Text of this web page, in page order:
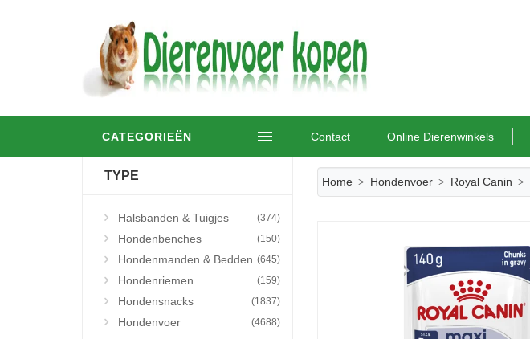
CATEGORIEËN Contact Online Dierenwinkels
TYPE
Halsbanden & Tuigjes (374)
Hondenbenches (150)
Hondenmanden & Bedden (645)
Hondenriemen (159)
Hondensnacks (1837)
Hondenvoer (4688)
Home Hondenvoer Royal Canin